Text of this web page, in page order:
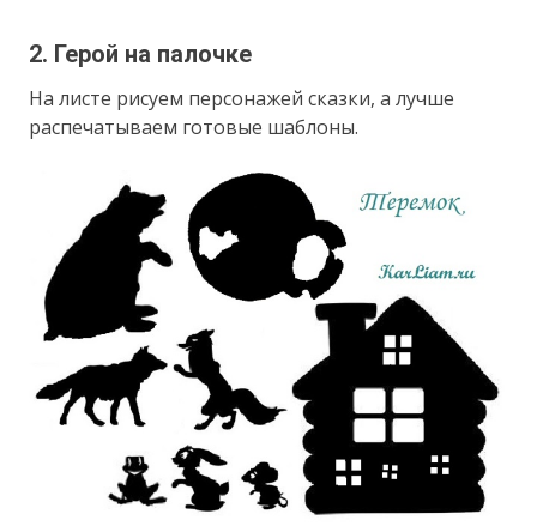
2. Герой на палочке
На листе рисуем персонажей сказки, а лучше
распечатываем готовые шаблоны.